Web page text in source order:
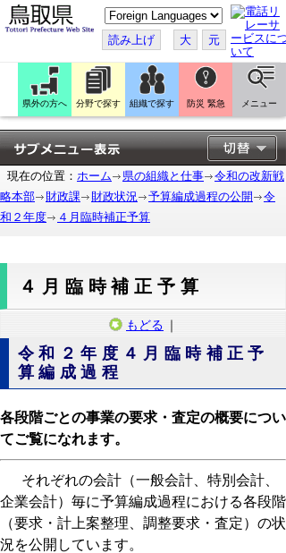
こ
の
ペ
ー
ジ
翻
訳
す
る
読み上げ 大 元
県外の方へ 分野で探す 組織で探す 防災 緊急 メニュー
現在の位置： ホーム 県の組織と仕事
令和の改新戦
略本部
財政課 財政状況 予算編成過程の公開
令
和２年度
４月臨時補正予算
４月臨時補正予算
もどる ｜
令和２年度４月臨時補正予
算編成過程
各段階ごとの事業の要求・査定の概要につい
てご覧になれます。
それぞれの会計（一般会計、特別会計、
企業会計）毎に予算編成過程における各段階
（要求・計上案整理、調整要求・査定）の状
況を公開しています。